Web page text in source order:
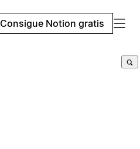
Consigue Notion gratis